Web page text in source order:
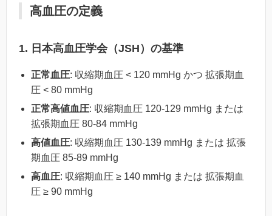
高血圧の定義
1. 日本高血圧学会（JSH）の基準
正常血圧: 収縮期血圧 < 120 mmHg かつ 拡張期血
圧 < 80 mmHg
正常高値血圧: 収縮期血圧 120-129 mmHg または
拡張期血圧 80-84 mmHg
高値血圧: 収縮期血圧 130-139 mmHg または 拡張
期血圧 85-89 mmHg
高血圧: 収縮期血圧 ≥ 140 mmHg または 拡張期血
圧 ≥ 90 mmHg